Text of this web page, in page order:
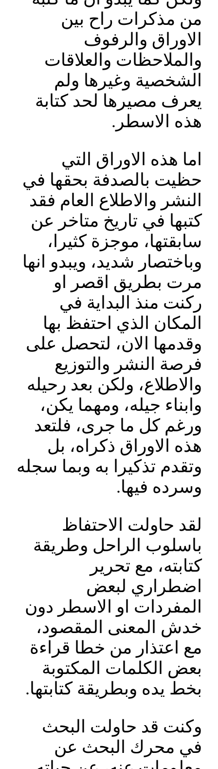
من مذكرات راح بين
الاوراق والرفوف
والملاحظات والعلاقات
الشخصية وغيرها ولم
يعرف مصيرها لحد كتابة
هذه الاسطر.
اما هذه الاوراق التي
حظيت بالصدفة بحقها في
النشر والاطلاع العام فقد
كتبها في تاريخ متاخر عن
سابقتها، موجزة كثيرا،
وباختصار شديد، ويبدو انها
مرت بطريق اقصر او
ركنت منذ البداية في
المكان الذي احتفظ بها
وقدمها الان، لتحصل على
فرصة النشر والتوزيع
والاطلاع، ولكن بعد رحيله
وابناء جيله، ومهما يكن،
ورغم كل ما جرى، فلتعد
هذه الاوراق ذكراه، بل
وتقدم تذكيرا به وبما سجله
وسرده فيها.
لقد حاولت الاحتفاظ
باسلوب الراحل وطريقة
كتابته، مع تحرير
اضطراري لبعض
المفردات او الاسطر دون
خدش المعنى المقصود،
مع اعتذار من خطا قراءة
بعض الكلمات المكتوبة
بخط يده وبطريقة كتابتها.
وكنت قد حاولت البحث
في محرك البحث عن